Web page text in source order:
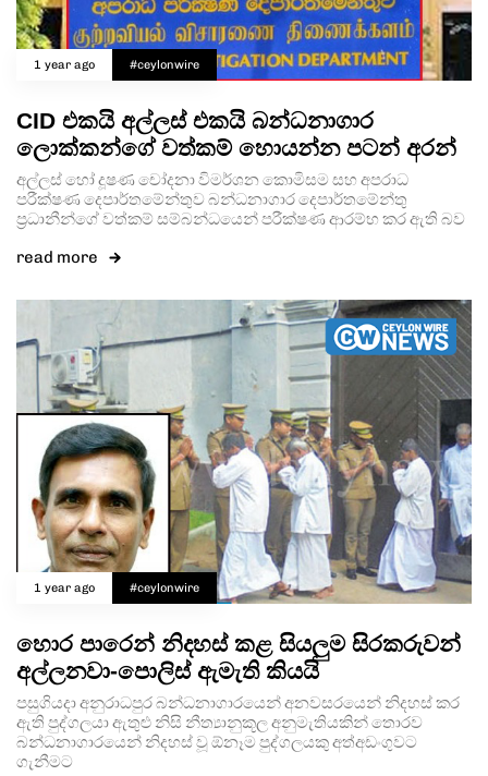
1 year ago #ceylonwire
CID එකයි අල්ලස් එකයි බන්ධනාගාර
ලොක්කන්ගේ වත්කම් හොයන්න පටන් අරන්
අල්ලස් හෝ දූෂණ චෝදනා විමර්ශන කොමිසම සහ අපරාධ
පරීක්ෂණ දෙපාර්තමේන්තුව බන්ධනාගාර දෙපාර්තමේන්තු
ප්‍රධානීන්ගේ වත්කම් සම්බන්ධයෙන් පරීක්ෂණ ආරම්භ කර ඇති බව
read more
1 year ago #ceylonwire
හොර පාරෙන් නිදහස් කළ සියලුම සිරකරුවන්
අල්ලනවා-පොලිස් ඇමැති කියයි
පසුගියදා අනුරාධපුර බන්ධනාගාරයෙන් අනවසරයෙන් නිදහස් කර
ඇති පුද්ගලයා ඇතුළු නිසි නීත්‍යානුකූල අනුමැතියකින් තොරව
බන්ධනාගාරයෙන් නිදහස් වූ ඕනෑම පුද්ගලයකු අත්අඩංගුවට
ගැනීමට